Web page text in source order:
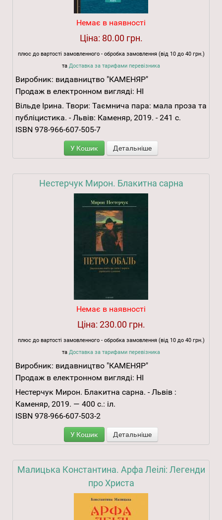
Немає в наявності
Ціна: 80.00 грн.
плюс до вартості замовленного - обробка замовлення (від 10 до 40 грн.)
та Доставка за тарифами перевізника
Виробник: видавництво "КАМЕНЯР"
Продаж в електронном вигляді: НІ
Вільде Ірина. Твори: Таємнича пара: мала проза та
публіцистика. - Львів: Каменяр, 2019. - 241 с.
ISBN 978-966-607-505-7
У Кошик Детальніше
Нестерчук Мирон. Блакитна сарна
Немає в наявності
Ціна: 230.00 грн.
плюс до вартості замовленного - обробка замовлення (від 10 до 40 грн.)
та Доставка за тарифами перевізника
Виробник: видавництво "КАМЕНЯР"
Продаж в електронном вигляді: НІ
Нестерчук Мирон. Блакитна сарна. - Львів :
Каменяр, 2019. — 400 с.: іл.
ISBN 978-966-607-503-2
У Кошик Детальніше
Малицька Константина. Арфа Леілі: Легенди
про Христа